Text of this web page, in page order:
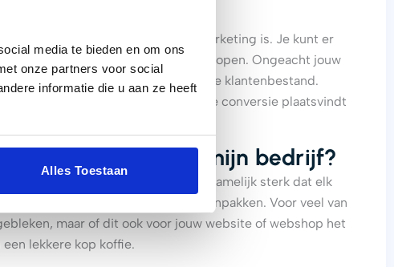
media te bieden en om ons
onze partners voor social
informatie die u aan ze heeft
Alles Toestaan
marketing?
essentiële aspecten van online marketing is. Je kunt er
hen aansporen voor herhaalaankopen. Ongeacht jouw
ten opzichte van jouw huidige klantenbestand.
We zien ook dat er een hoge conversie plaatsvindt
zijn voor mijn bedrijf?
beantwoorden. Wij geloven namelijk sterk dat elk
op een andere manier moet aanpakken. Voor veel van
maar of dit ook voor jouw website of webshop het
lekkere kop koffie.